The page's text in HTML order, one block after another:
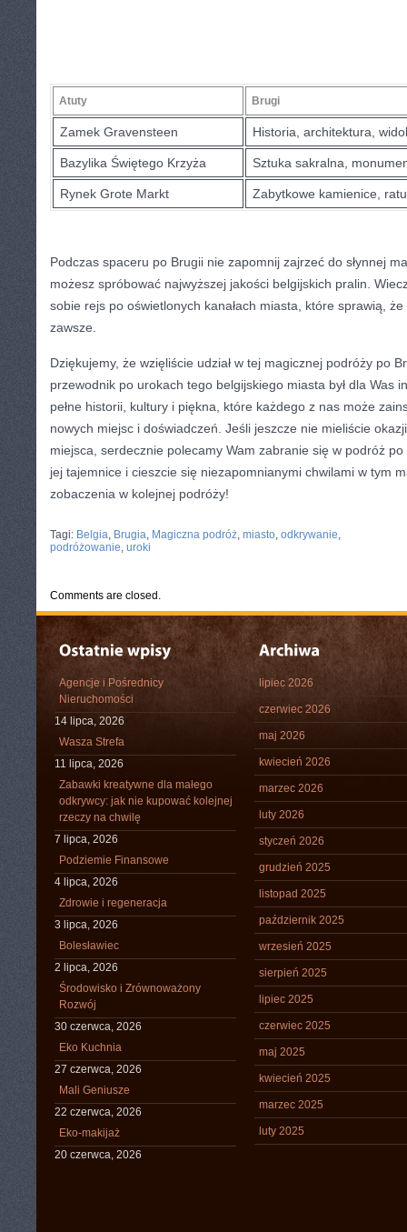
Atuty Brugi
Zamek Gravensteen Historia, ‍architektura,
Bazylika Świętego Krzyża Sztuka sakralna,
Rynek Grote Markt Zabytkowe kamienice,
Podczas spaceru po Brugii‍ nie zapomnij ⁣zajrzeć do słynnej
⁤możesz spróbować ‍najwyższej jakości belgijskich pralin.
⁢sobie rejs po oświetlonych ​kanałach miasta, które ‌sprawią,
zawsze.
Dziękujemy, że wzięliście udział w tej magicznej podróży po
⁤przewodnik po urokach tego belgijskiego miasta był dla Was
pełne ​historii, kultury i piękna,‍ które każdego z nas może
nowych miejsc i doświadczeń. Jeśli jeszcze nie ⁣mieliście
miejsca, serdecznie polecamy ​Wam zabranie ‌się w podróż
‍jej ⁤tajemnice ‍i cieszcie ⁢się niezapomnianymi ⁤chwilami ⁤w tym
zobaczenia w ​kolejnej podróży!
Tagi: Belgia Brugia Magiczna podróż miasto odkrywanie
podróżowanie uroki
Comments are closed.
Agencje i Pośrednicy
Nieruchomości
14 lipca, 2026
Wasza Strefa
11 lipca, 2026
Zabawki kreatywne dla małego
odkrywcy: jak nie kupować kolejnej
rzeczy na chwilę
7 lipca, 2026
Podziemie Finansowe
4 lipca, 2026
Zdrowie i regeneracja
3 lipca, 2026
Bolesławiec
2 lipca, 2026
Środowisko i Zrównoważony
Rozwój
30 czerwca, 2026
Eko Kuchnia
27 czerwca, 2026
Mali Geniusze
22 czerwca, 2026
Eko-makijaż
20 czerwca, 2026
lipiec 2026
czerwiec 2026
maj 2026
kwiecień 2026
marzec 2026
luty 2026
styczeń 2026
grudzień 2025
listopad 2025
październik 2025
wrzesień 2025
sierpień 2025
lipiec 2025
czerwiec 2025
maj 2025
kwiecień 2025
marzec 2025
luty 2025